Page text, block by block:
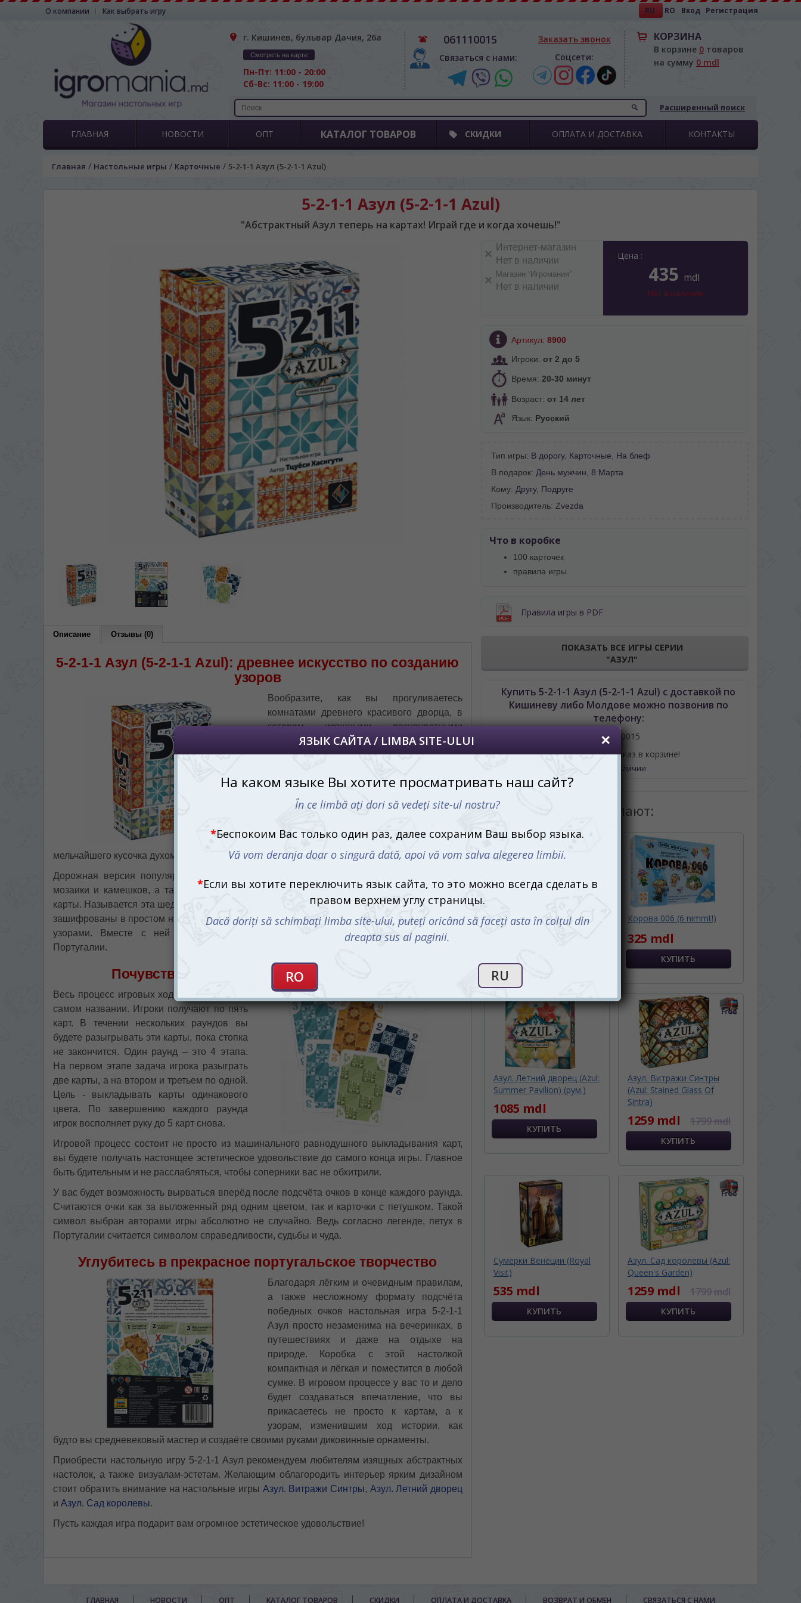
О компании Как выбрать игру RU RO Вход Регистрация
г. Кишинев, бульвар Дачия, 26а
Смотреть на карте
Пн-Пт: 11:00 - 20:00
Сб-Вс: 11:00 - 19:00
061110015
Связаться с нами:
Заказать звонок
Соцсети:
КОРЗИНА
В корзине 0товаров
на сумму 0 mdl
Расширенный поиск
ГЛАВНАЯ НОВОСТИ ОПТ КАТАЛОГ ТОВАРОВ СКИДКИ ОПЛАТА И ДОСТАВКА КОНТАКТЫ
Главная / Настольные игры / Карточные / 5-2-1-1 Азул (5-2-1-1 Azul)
5-2-1-1 Азул (5-2-1-1 Azul)
"Абстрактный Азул теперь на картах! Играй где и когда хочешь!"
Описание Отзывы (0)
5-2-1-1 Азул (5-2-1-1 Azul): древнее искусство по созданию
узоров
Вообразите, как вы прогуливаетесь
комнатами древнего красивого дворца, в
котором изящными разноцветными
плиточками выложены все стены. И вы,
рассматривая эту красоту понимаете, что
не покладая рук, чтобы другие могли
восхищаться их работой. Целая команда
мастеров создавала восхитительную
свой особый сюжет, который пропитан до
мельчайшего кусочка духом времени и абсолютно не имеет повторения.
Дорожная версия популярной настольной игры
мозаики и камешков, а также для их сборки планшетов, в этот раз она переложена на
карты. Называется эта шедевральная игра 5-2-1-1 Азул (5-2-1-1 Azul), а все действия в ней
зашифрованы в простом наборе карт, которые оживут в игровом процессе разноцветными
узорами. Вместе с ней вы снова насладитесь эстетикой мира сказочных плиток
Португалии.
Почувствуйте себя эстетическим творцом!
Весь процесс игровых ходов скрывается в
самом названии. Игроки получают по пять
карт. В течении нескольких раундов вы
будете разыгрывать эти карты, пока стопка
не закончится. Один раунд – это 4 этапа.
На первом этапе задача игрока разыграть
две карты, а на втором и третьем по одной.
Цель - выкладывать карты одинакового
цвета. По завершению каждого раунда
игрок восполняет руку до 5 карт снова.
Игровой процесс состоит не просто из машинального равнодушного выкладывания карт,
вы будете получать настоящее эстетическое удовольствие до самого конца игры. Главное
быть бдительным и не расслабляться, чтобы соперники вас не обхитрили.
У вас будет возможность вырваться вперёд после подсчёта очков в конце каждого раунда.
Считаются очки как за выложенный ряд одним цветом, так и карточки с петушком. Такой
символ выбран авторами игры абсолютно не случайно. Ведь согласно легенде, петух в
Португалии считается символом справедливости, судьбы и чуда.
Углубитесь в прекрасное португальское творчество
Благодаря лёгким и очевидным правилам,
а также несложному формату подсчёта
победных очков настольная игра 5-2-1-1
Азул просто незаменима на вечеринках, в
путешествиях и даже на отдыхе на
природе. Коробка с этой настолкой
компактная и лёгкая и поместится в любой
сумке. В игровом процессе у вас то и дело
будет создаваться впечатление, что вы
прикасаетесь не просто к картам, а к
узорам, изменившим ход истории, как
будто вы средневековый мастер и создаёте своими руками диковинные орнаменты.
Приобрести настольную игру 5-2-1-1 Азул рекомендуем любителям изящных абстрактных
настолок, а также визуалам-эстетам. Желающим облагородить интерьер ярким дизайном
стоит обратить внимание на настольные игры Азул. Витражи Синтры, Азул. Летний дворец
и Азул. Сад королевы.
Пусть каждая игра подарит вам огромное эстетическое удовольствие!
Цена :
435 mdl
Нет в наличии
Интернет-магазин
Нет в наличии
Магазин “Игромания”
Нет в наличии
Артикул: 8900
Игроки: от 2 до 5
Время: 20-30 минут
Возраст: от 14 лет
Язык: Русский
Тип игры: В дорогу, Карточные
На блеф
В подарок: День мужчин 8 Марта
Кому: Другу, Подруге
Производитель: Zvezda
Что в коробке
100 карточек
правила игры
Правила игры в PDF
ПОКАЗАТЬ ВСЕ ИГРЫ СЕРИИ
"АЗУЛ"
Купить 5-2-1-1 Азул (5-2-1-1 Azul) с доставкой по
Кишиневу либо Молдове можно позвонив по
телефону:
061110015
или оформив заказ в корзине!
Нет в наличии
С этим товаром покупают:
Азул (Azul) (рум.) Корова 006 (6 nimmt!)
325 mdl
Азул. Летний дворец (Azul:
Summer Pavilion) (рум.)
1085 mdl
Азул. Витражи Синтры
(Azul: Stained Glass Of
Sintra)
1259 mdl 1799 mdl
Сумерки Венеции (Royal
Visit)
535 mdl
Азул. Сад королевы (Azul:
Queen's Garden)
1259 mdl 1799 mdl
ГЛАВНАЯ НОВОСТИ ОПТ КАТАЛОГ ТОВАРОВ СКИДКИ ОПЛАТА И ДОСТАВКА ВОЗВРАТ И ОБМЕН СВЯЗАТЬСЯ С НАМИ
ЯЗЫК САЙТА / LIMBA SITE-ULUI
На каком языке Вы хотите просматривать наш сайт?
În ce limbă ați dori să vedeți site-ul nostru?
Vă vom deranja doar o singură dată, apoi vă vom salva alegerea limbii.
*Если вы хотите переключить язык сайта, то это можно всегда сделать в
правом верхнем углу страницы.